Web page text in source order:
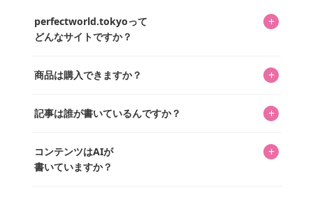
perfectworld.tokyoって
どんなサイトですか？
+
ってもらうニュースサイトです。運営はキャラグッズコレ
を中心に行われており、私たちは実際に40,000種のキャラグ
商品は購入できますか？ +
「perfectworld.shop」で、ほとんど全てのアイテムを購
があり、そこからジャンプできます。
記事は誰が書いているんですか？ +
ています。記事内の99%を超えるほぼすべての写真も、1枚
ずつ心を込めて自分たちで撮影したものです。さらに、10
コンテンツはAIが
書いていますか？
+